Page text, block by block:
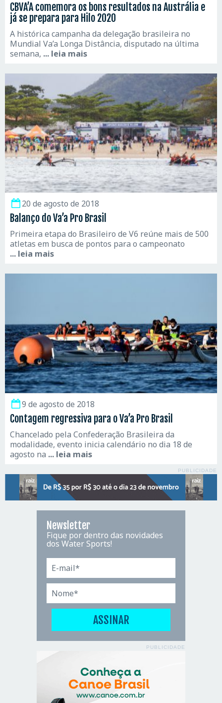
CBVA’A comemora os bons resultados na Austrália e
já se prepara para Hilo 2020
A histórica campanha da delegação brasileira no
Mundial Va’a Longa Distância, disputado na última
semana, ... leia mais
20 de agosto de 2018
Balanço do Va’a Pro Brasil
Primeira etapa do Brasileiro de V6 reúne mais de 500
atletas em busca de pontos para o campeonato
... leia mais
9 de agosto de 2018
Contagem regressiva para o Va’a Pro Brasil
Chancelado pela Confederação Brasileira da
modalidade, evento inicia calendário no dia 18 de
agosto na ... leia mais
PUBLICIDADE
Newsletter
Fique por dentro das novidades
dos Water Sports!
PUBLICIDADE